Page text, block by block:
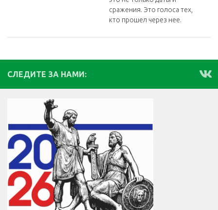
сражения. Это голоса тех,
кто прошел через нее.
СЛЕДИТЕ ЗА НАМИ: